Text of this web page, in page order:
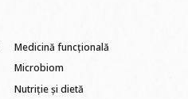
Medicină funcțională
Microbiom
Nutriție și dietă